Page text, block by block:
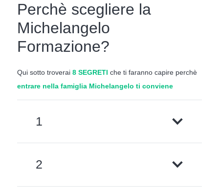
Perchè scegliere la
Michelangelo
Formazione?
Qui sotto troverai 8 SEGRETI che ti faranno capire perchè
entrare nella famiglia Michelangelo ti conviene
1
2